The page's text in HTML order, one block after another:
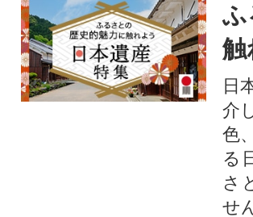
ふ
触
日
介
色
る
さ
せ